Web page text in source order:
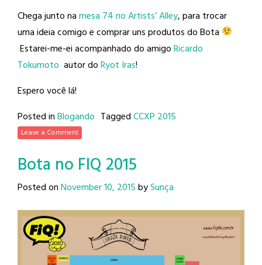
Chega junto namesa 74 no Artists’ Alley, para trocar
uma ideia comigo e comprar uns produtos do Bota
Estarei-me-ei acompanhado do amigoRicardo
Tokumoto autor doRyot Iras!
Espero você lá!
Posted inBlogando TaggedCCXP 2015
Leave a Comment
Bota no FIQ 2015
Posted onNovember 10, 2015bySunça